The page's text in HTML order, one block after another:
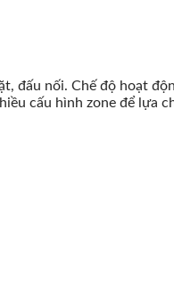
đấu nối. Chế độ hoạt
cấu hình zone để lựa